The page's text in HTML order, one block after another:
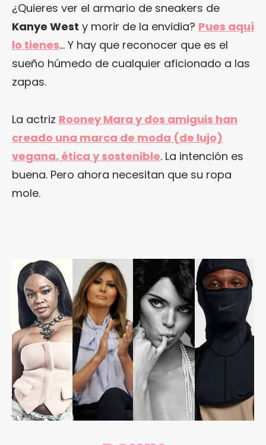
¿Quieres ver el armario de sneakers de
Kanye West y morir de la envidia? Pues aquí
lo tienes… Y hay que reconocer que es el
sueño húmedo de cualquier aficionado a las
zapas.
La actriz Rooney Mara y dos amiguis han
creado una marca de moda (de lujo)
vegana, ética y sostenible. La intención es
buena. Pero ahora necesitan que su ropa
mole.